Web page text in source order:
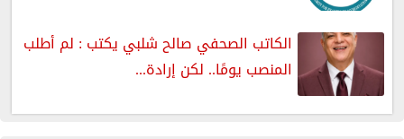
الكاتب الصحفي صالح شلبي يكتب : لم أطلب
المنصب يومًا.. لكن إرادة...